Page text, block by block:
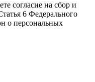
согласие на сбор и
6 Федерального
о персональных